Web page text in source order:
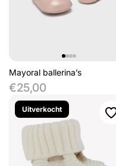
Mayoral ballerina’s
€25,00
Uitverkocht